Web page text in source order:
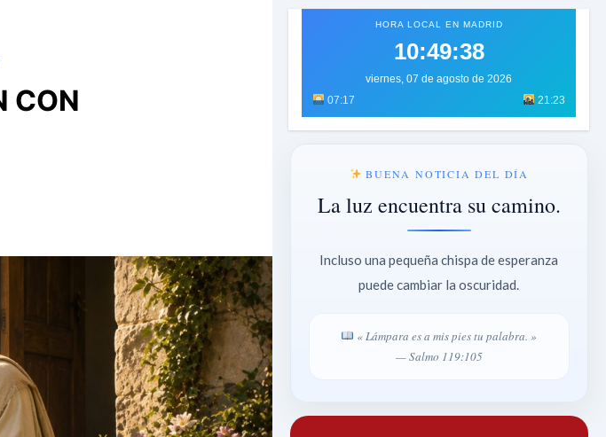
CON
HORA LOCAL EN MADRID
10:49:40
viernes, 07 de agosto de 2026
07:17
21:23
BUENA NOTICIA DEL DÍA
La luz encuentra su camino.
Incluso una pequeña chispa de esperanza
puede cambiar la oscuridad.
« Lámpara es a mis pies tu palabra. »
— Salmo 119:105